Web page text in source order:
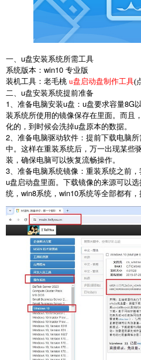
一、 u盘安装系统所需工具
系统版本： win10 专业版
装机工具：老毛桃 u盘启动盘制作工具(
二、 u盘安装系统提前准备
1
、准备电脑安装u盘： u盘要求容量8G
装系统所使用的镜像保存在里面。而且
化的，到时候会洗掉u盘原本的数据。
2 、准备电脑驱动软件：提前下载电脑
中。这样在重装系统后，万一出现某些
装，确保电脑可以恢复流畅操作。
3 、准备电脑系统镜像：重装系统之前
u盘启动盘里面。下载镜像的来源可以
统， win8系统， win10系统等全部都有，